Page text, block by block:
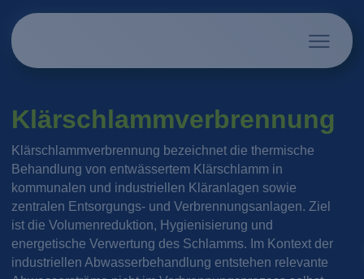
Klärschlammverbrennung
Klärschlammverbrennung bezeichnet die thermische
Behandlung von entwässertem Klärschlamm in
kommunalen und industriellen Kläranlagen sowie
zentralen Entsorgungs- und Verbrennungsanlagen. Ziel
ist die Volumenreduktion, Hygienisierung und
energetische Verwertung des Schlamms. Im Kontext der
industriellen Abwasserbehandlung entstehen relevante